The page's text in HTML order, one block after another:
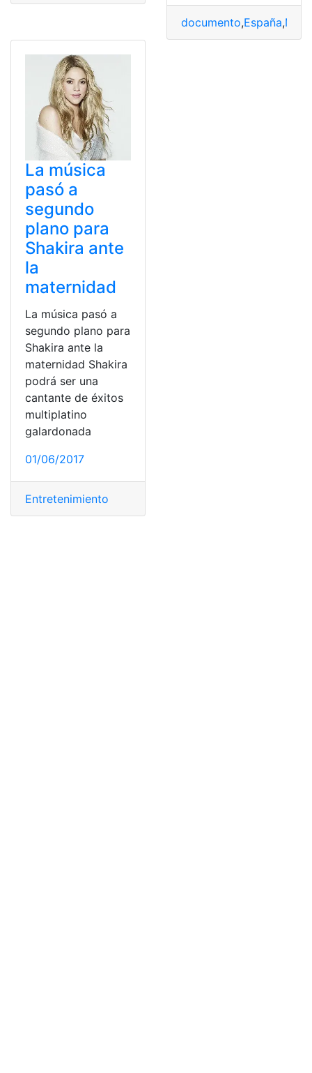
documento,España,
La música
pasó a
segundo
plano para
Shakira ante
la
maternidad
La música pasó a
segundo plano para
Shakira ante la
maternidad Shakira
podrá ser una
cantante de éxitos
multiplatino
galardonada
01/06/2017
Entretenimiento